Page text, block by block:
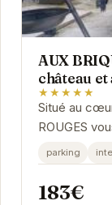
AUX
château et
★★★★★
Situé au
ROUGES
et convivial.
à...
parking
183€